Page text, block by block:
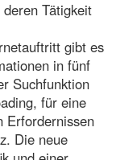
Tätigkeit
gibt es
in fünf
Suchfunktion
für eine
Erfordernissen
Die neue